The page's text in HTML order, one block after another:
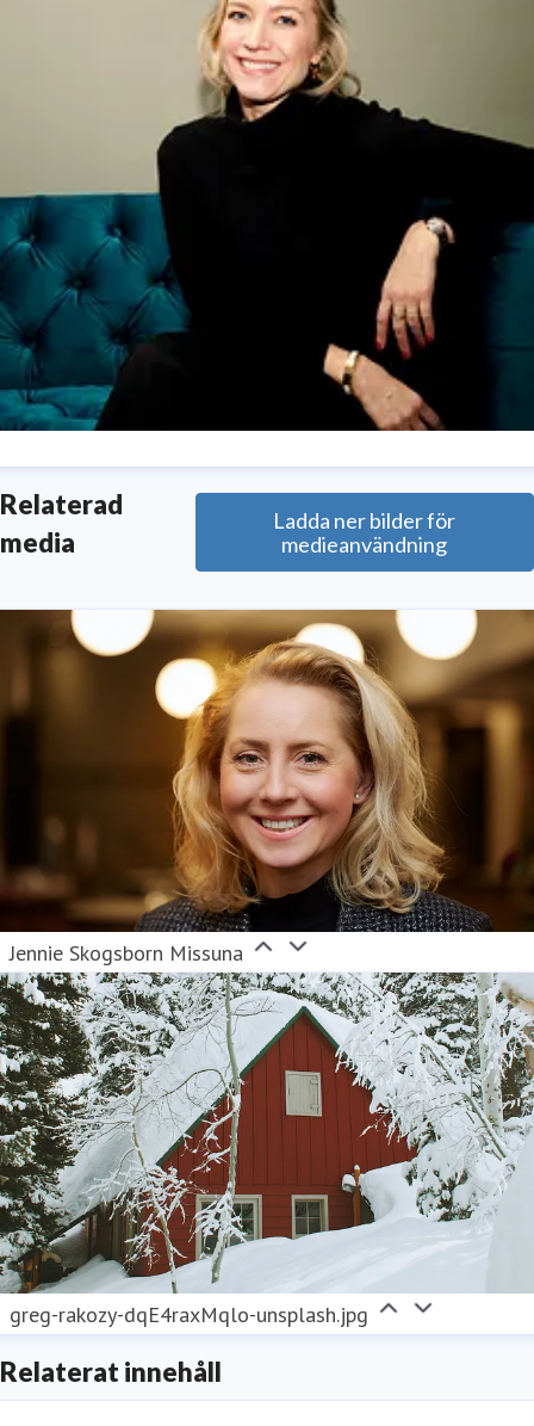
Lundberg
PR & Communications Specialist
070-7898821
Relaterad
media
Ladda ner bilder för
medieanvändning
Jennie Skogsborn Missuna
greg-rakozy-dqE4raxMqlo-unsplash.jpg
Relaterat innehåll